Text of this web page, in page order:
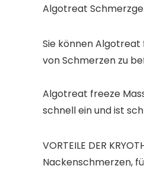
Algotreat
Sie können Algotreat
von Schmerzen zu
Algotreat freeze
schnell ein und ist
VORTEILE DER
Nackenschmerzen,